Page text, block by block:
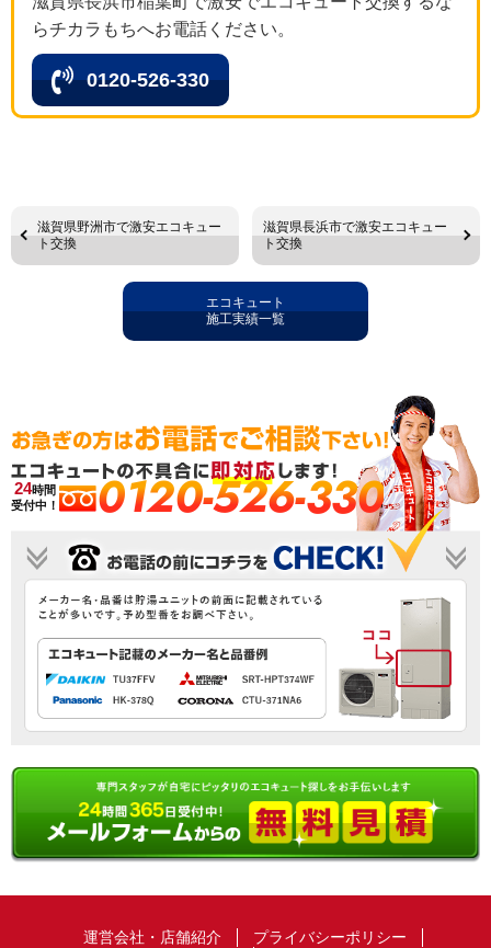
らチカラもちへお電話ください。
0120-526-330
滋賀県野洲市で激安エコキュー
ト交換
滋賀県長浜市で激安エコキュー
ト交換
エコキュート
施工実績一覧
24時間
受付中！
0120-526-330
運営会社・店舗紹介
プライバシーポリシー